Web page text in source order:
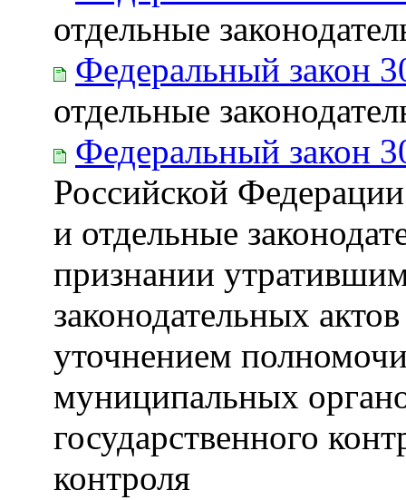
отдельные
Федеральный закон
отдельные
Федеральный закон
Российской
и отдельные
признании
законодательных
уточнением
муниципальных
государственного
контроля